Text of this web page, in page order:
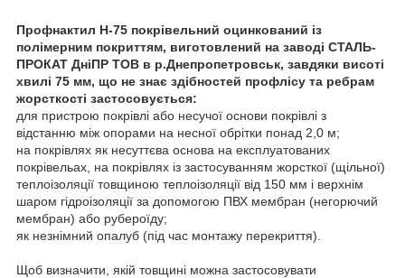
Профнактил Н-75 покрівельний оцинкований із
полімерним покриттям, виготовлений на заводі СТАЛЬ-
ПРОКАТ ДніПР ТОВ в р.Днепропетровськ, завдяки висоті
хвилі 75 мм, що не знає здібностей профлісу та ребрам
жорсткості застосовується:
для пристрою покрівлі або несучої основи покрівлі з
відстанню між опорами на несної обрітки понад 2,0 м;
на покрівлях як несуттєва основа на експлуатованих
покрівельах, на покрівлях із застосуванням жорсткої (щільної)
теплоізоляції товщиною теплоізоляції від 150 мм і верхнім
шаром гідроізоляції за допомогою ПВХ мембран (негорючий
мембран) або рубероїду;
як незнімний опалуб (під час монтажу перекриття).
Щоб визначити, якій товщині можна застосовувати